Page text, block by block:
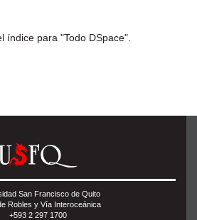
índice para "Todo DSpace".
San Francisco de Quito
Robles y Vía Interoceánica
+593 2 297 1700